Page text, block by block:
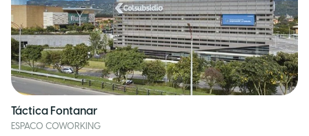
Táctica Fontanar
ESPACO COWORKING